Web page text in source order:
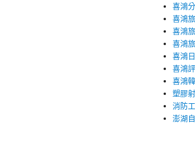
喜鴻
喜鴻
喜鴻
喜鴻
喜鴻
喜鴻
喜鴻
塑膠
消防
澎湖